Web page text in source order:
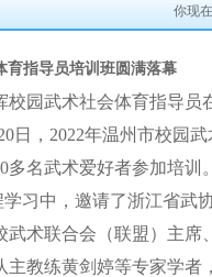
你现
育指导员培训班圆满落幕
园武术社会体育指导员
日， 2022年温州市校园武
多名武术爱好者参加培训。
习中，邀请了浙江省武
术联合会（联盟）主席
教练黄剑婷等专家学者